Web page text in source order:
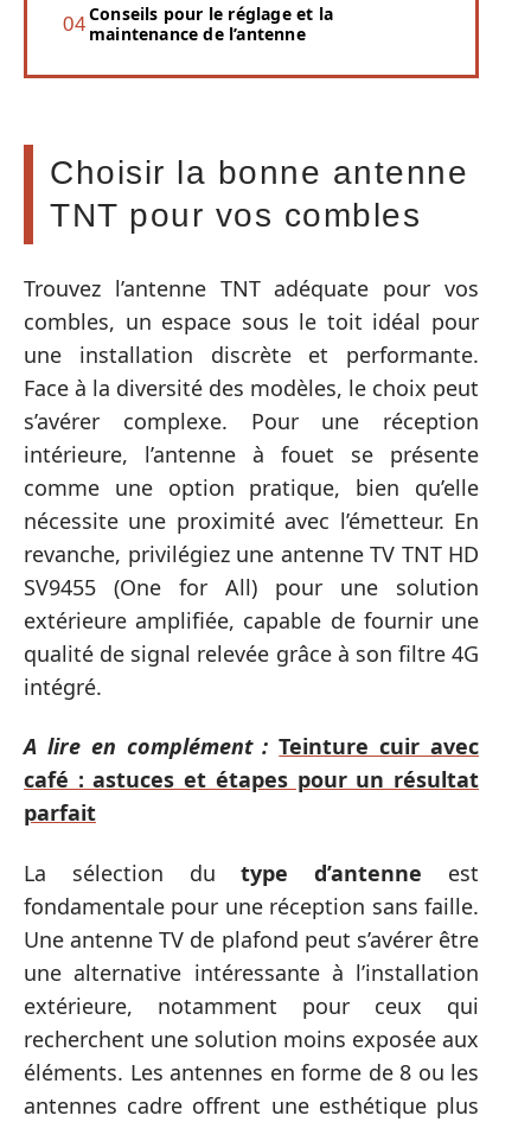
Conseils pour le réglage et la
maintenance de l’antenne
Choisir la bonne antenne
TNT pour vos combles
Trouvez l’antenne TNT adéquate pour vos
combles, un espace sous le toit idéal pour
une installation discrète et performante.
Face à la diversité des modèles, le choix peut
s’avérer complexe. Pour une réception
intérieure, l’antenne à fouet se présente
comme une option pratique, bien qu’elle
nécessite une proximité avec l’émetteur. En
revanche, privilégiez une antenne TV TNT HD
SV9455 (One for All) pour une solution
extérieure amplifiée, capable de fournir une
qualité de signal relevée grâce à son filtre 4G
intégré.
A lire en complément : Teinture cuir avec
café : astuces et étapes pour un résultat
parfait
La sélection dutype d’antenne est
fondamentale pour une réception sans faille.
Une antenne TV de plafond peut s’avérer être
une alternative intéressante à l’installation
extérieure, notamment pour ceux qui
recherchent une solution moins exposée aux
éléments. Les antennes en forme de 8 ou les
antennes cadre offrent une esthétique plus